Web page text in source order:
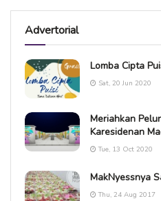
Advertorial
Lomba Cipta
Sat, 20 Jun 2020
Meriahkan
Karesidenan
Tue, 13 Oct 2020
MakNyessnya
Thu, 24 Aug 2017